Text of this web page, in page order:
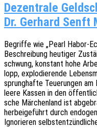
Dezentrale
Dr. Gerhard Senft
Begrif­fe wie „Pearl Habor-
Beschrei­bung heuti­ger
schwung, konstant hohe
lopp, explo­die­ren­de
sprung­haf­te Teue­run­gen
leere Kassen in den
sche Märchen­land ist
herbei­ge­führt durch
Igno­rie­ren